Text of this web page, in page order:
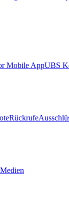
Mobile AppUBS
Rückrufe
Medien